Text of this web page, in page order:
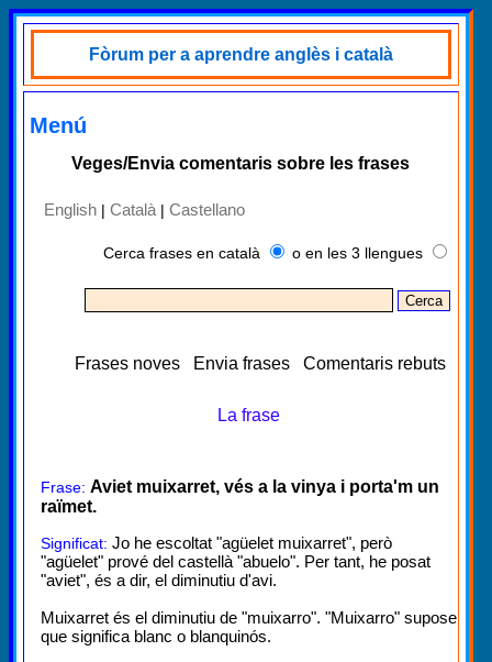
Fòrum per a aprendre anglès i català
Menú
Veges/Envia comentaris sobre les frases
English | Català | Castellano
Cerca frases en català o en les 3 llengues
Frases noves Envia frases Comentaris rebuts
La frase
Frase: Aviet muixarret, vés a la vinya i porta'm un
raïmet.
Significat: Jo he escoltat "agüelet muixarret", però
"agüelet" prové del castellà "abuelo". Per tant, he posat
"aviet", és a dir, el diminutiu d'avi.
Muixarret és el diminutiu de "muixarro". "Muixarro" supose
que significa blanc o blanquinós.